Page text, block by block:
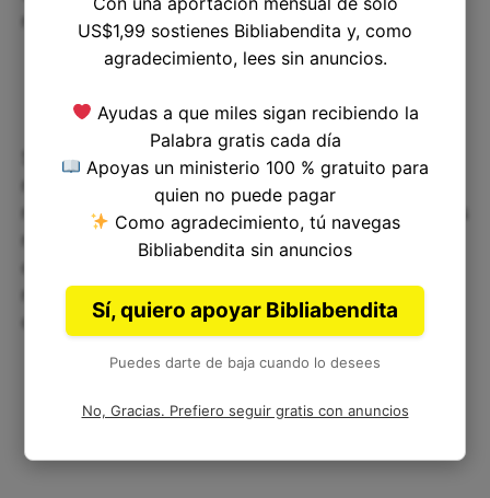
nuestra vida.
Salmos 78:57 es un versículo que nos invita a
reflexionar sobre nuestro compromiso con Dios y
nuestra actitud ante sus mandamientos. Debemos
recordar que la desobediencia tiene
rectificar nuestros errores y volver al camino
correcto.
US$1,99 sostienes Bibliabendita y, como
agradecimiento, lees sin anuncios.
Ayudas a que miles sigan recibiendo la
Palabra gratis cada día
Apoyas un ministerio 100 % gratuito para
quien no puede pagar
Como agradecimiento, tú navegas
Bibliabendita sin anuncios
Sí, quiero apoyar Bibliabendita
Puedes darte de baja cuando lo desees
No, Gracias. Prefiero seguir gratis con anuncios